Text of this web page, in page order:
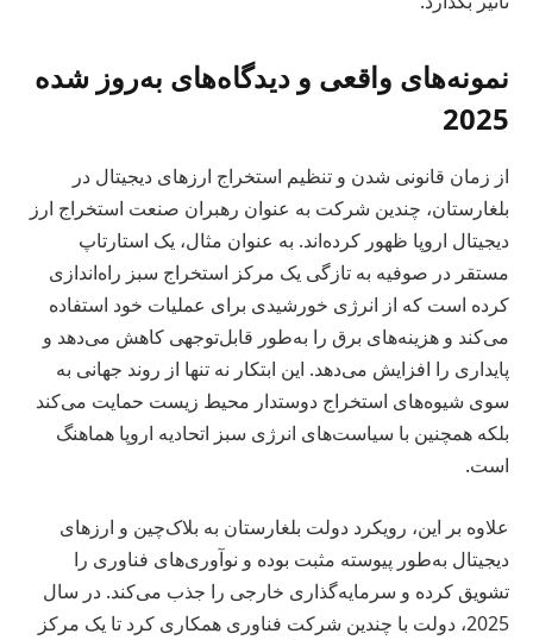
نمونه‌های واقعی و دیدگاه‌های به‌روز شده
2025
از زمان قانونی شدن و تنظیم استخراج ارزهای دیجیتال در
بلغارستان، چندین شرکت به عنوان رهبران صنعت استخراج ارز
دیجیتال اروپا ظهور کرده‌اند. به عنوان مثال، یک استارتاپ
مستقر در صوفیه به تازگی یک مرکز استخراج سبز راه‌اندازی
کرده است که از انرژی خورشیدی برای عملیات خود استفاده
می‌کند و هزینه‌های برق را به‌طور قابل‌توجهی کاهش می‌دهد و
پایداری را افزایش می‌دهد. این ابتکار نه تنها از روند جهانی به
سوی شیوه‌های استخراج دوستدار محیط زیست حمایت می‌کند
بلکه همچنین با سیاست‌های انرژی سبز اتحادیه اروپا هماهنگ
است.
علاوه بر این، رویکرد دولت بلغارستان به بلاک‌چین و ارزهای
دیجیتال به‌طور پیوسته مثبت بوده و نوآوری‌های فناوری را
تشویق کرده و سرمایه‌گذاری خارجی را جذب می‌کند. در سال
2025، دولت با چندین شرکت فناوری همکاری کرد تا یک مرکز